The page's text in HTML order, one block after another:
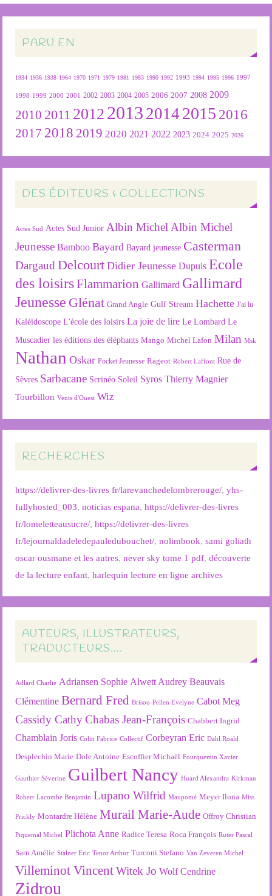
PARU EN
1934 1936 1938 1964 1970 1971 1979 1981 1983 1990 1992 1993 1994 1995 1996 1997
1998 1999 2000 2001 2002 2003 2004 2005 2006 2007 2008 2009
2010 2011 2012 2013 2014 2015 2016
2017 2018 2019 2020 2021 2022 2023 2024 2025 2026
DES ÉDITEURS & COLLECTIONS
Actes Sud Actes Sud Junior Albin Michel Albin Michel
Jeunesse Bamboo Bayard Bayard jeunesse Casterman
Dargaud Delcourt Didier Jeunesse Dupuis Ecole
des loisirsFlammarion Gallimard Gallimard
Jeunesse Glénat Grand Angle Gulf Stream Hachette J'ai lu
Kaléidoscope L'école des loisirs La joie de lire Le Lombard Le
Muscadier les éditions des éléphants Mango Michel Lafon Milan Msk
Nathan Oskar Pocket Jeunesse Rageot Robert Laffont Rue de
Sèvres Sarbacane Scrinéo Soleil Syros Thierry Magnier
Tourbillon Vents d'Ouest Wiz
RECHERCHES
https://delivrer-des-livres fr/larevanchedelombrerouge/,yhs-
fullyhosted_003,noticias espana,https://delivrer-des-livres
fr/lomeletteausucre/,https://delivrer-des-livres
fr/lejournaldadeledepauledubouchet/,nolimbook,sami goliath
oscar ousmane et les autres,never sky tome 1 pdf,découverte
de la lecture enfant,harlequin lecture en ligne archives
AUTEURS, ILLUSTRATEURS,
TRADUCTEURS….
Adlard Charlie Adriansen Sophie Alwett Audrey Beauvais
Clémentine Bernard Fred Brisou-Pellen Evelyne Cabot Meg
Cassidy Cathy Chabas Jean-François Chabbert Ingrid
Chamblain Joris Colin Fabrice Collectif Corbeyran Eric Dahl Roald
Desplechin Marie Dole Antoine Escoffier Michaël Fourquemin Xavier
Gauthier Séverine Guilbert Nancy Huard Alexandra Kirkman
Robert Lacombe Benjamin Lupano Wilfrid Maupomé Meyer Ilona Miss
Prickly Montardre Hélène Murail Marie-Aude Offroy Christian
Piquemal Michel Plichota Anne Radice Teresa Roca François Ruter Pascal
Sarn Amélie Stalner Eric Tenor Arthur Turconi Stefano Van Zeveren Michel
Villeminot Vincent Witek Jo Wolf Cendrine
Zidrou